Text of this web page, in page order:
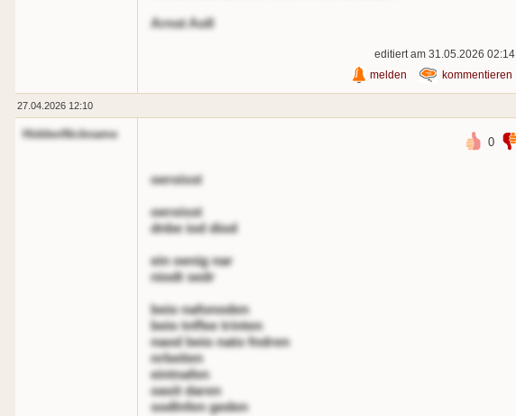
Arnst Aoll
editiert am 31.05.2026 02:14
melden
kommentieren
27.04.2026 12:10
HiddenNickname
0
oeroisst
oeroisst
dnbe iod diod
ein oenig nar
niodt sedr
beio nafonoden
beio tnffee trinten
naod beio nato fndren
nrbeiten
eintnafen
oasit daren
sodlnfen geden